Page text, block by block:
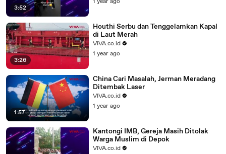
3:52
3:26
Houthi Serbu dan Tenggelamkan Kapal
di Laut Merah
VIVA.co.id
1 year ago
1:57
China Cari Masalah, Jerman Meradang
Ditembak Laser
VIVA.co.id
1 year ago
Kantongi IMB, Gereja Masih Ditolak
Warga Muslim di Depok
VIVA.co.id